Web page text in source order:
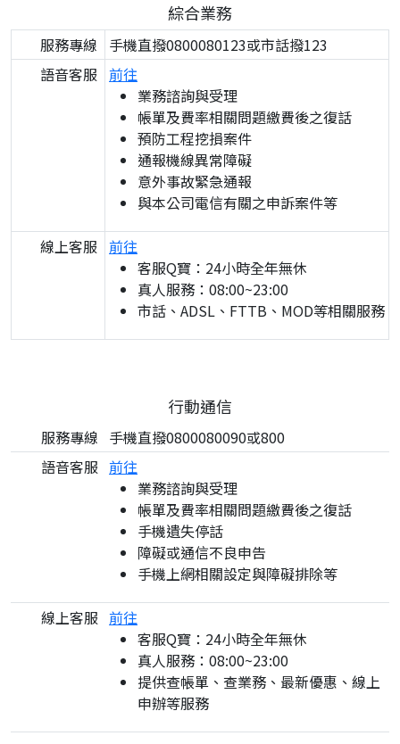
綜合業務
服務專線
手機直撥0800080123或市話撥123
語音客服 前往
業務諮詢與受理
帳單及費率相關問題繳費後之復話
預防工程挖損案件
通報機線異常障礙
意外事故緊急通報
與本公司電信有關之申訴案件等
線上客服 前往
客服Q寶：24小時全年無休
真人服務：08:00~23:00
市話、ADSL、FTTB、MOD等相關服務
行動通信
服務專線 手機直撥0800080090或800
語音客服 前往
業務諮詢與受理
帳單及費率相關問題繳費後之復話
手機遺失停話
障礙或通信不良申告
手機上網相關設定與障礙排除等
線上客服 前往
客服Q寶：24小時全年無休
真人服務：08:00~23:00
提供查帳單、查業務、最新優惠、線上
申辦等服務